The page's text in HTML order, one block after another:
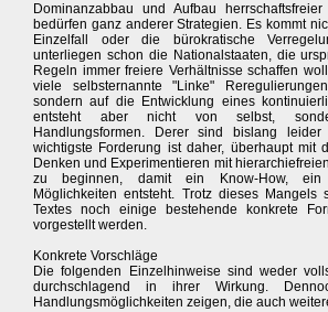
Dominanzabbau und Aufbau herrschaftsfreier
bedürfen ganz anderer Strategien. Es kommt
Einzelfall oder die bürokratische
unterliegen schon die Nationalstaaten, die
Regeln immer freiere Verhältnisse schaffen
viele selbsternannte "Linke"
sondern auf die Entwicklung eines
entsteht aber nicht von selbst,
Handlungsformen. Derer sind bislang
wichtigste Forderung ist daher, überhaupt mit
Denken und Experimentieren mit
zu beginnen, damit ein Know-How, ein
Möglichkeiten entsteht. Trotz dieses
Textes noch einige bestehende konkrete
vorgestellt werden.
Konkrete Vorschläge
Die folgenden Einzelhinweise sind weder
durchschlagend in ihrer Wirkung.
Handlungsmöglichkeiten zeigen, die auch